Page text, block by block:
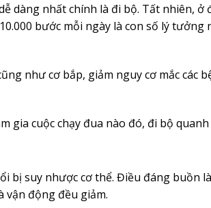
dàng nhất chính là đi bộ. Tất nhiên, ở
bước mỗi ngày là con số lý
như cơ bắp, giảm nguy cơ mắc các
gia cuộc chạy đua nào đó, đi bộ
bị suy nhược cơ thể. Điều đáng buồn
động đều giảm.